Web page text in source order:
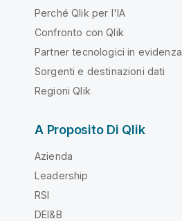
Perché Qlik per l'IA
Confronto con Qlik
Partner tecnologici in evidenza
Sorgenti e destinazioni dati
Regioni Qlik
A Proposito Di Qlik
Azienda
Leadership
RSI
DEI&B